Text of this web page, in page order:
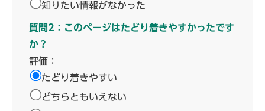
知りたい情報がなかった
質問2：このページはたどり着きやすかったです
か？
評価：
たどり着きやすい
どちらともいえない